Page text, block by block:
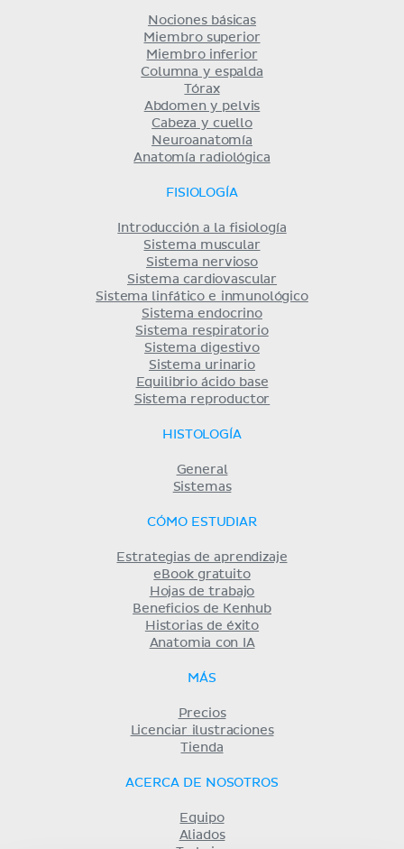
Nociones básicas
Miembro superior
Miembro inferior
Columna y espalda
Tórax
Abdomen y pelvis
Cabeza y cuello
Neuroanatomía
Anatomía radiológica
FISIOLOGÍA
Introducción a la fisiología
Sistema muscular
Sistema nervioso
Sistema cardiovascular
Sistema linfático e inmunológico
Sistema endocrino
Sistema respiratorio
Sistema digestivo
Sistema urinario
Equilibrio ácido base
Sistema reproductor
HISTOLOGÍA
General
Sistemas
CÓMO ESTUDIAR
Estrategias de aprendizaje
eBook gratuito
Hojas de trabajo
Beneficios de Kenhub
Historias de éxito
Anatomia con IA
MÁS
Precios
Licenciar ilustraciones
Tienda
ACERCA DE NOSOTROS
Equipo
Aliados